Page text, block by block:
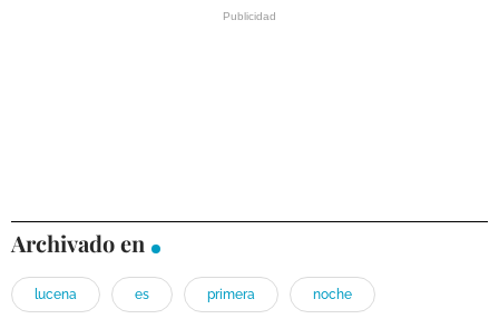
Archivado en
lucena es primera noche